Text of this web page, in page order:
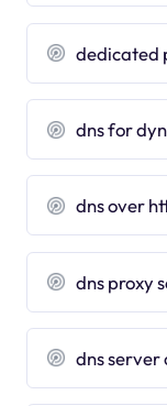
dedicated
dns for
dns over
dns proxy
dns server